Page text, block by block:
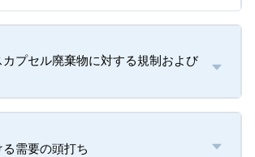
プセル廃棄物に対する規制および
需要の頭打ち